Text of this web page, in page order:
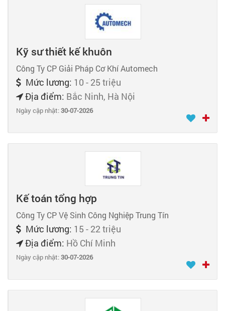
Kỹ sư thiết kế khuôn
Công Ty CP Giải Pháp Cơ Khí Automech
Mức lương: 10 - 25 triệu
Địa điểm: Bắc Ninh, Hà Nội
Ngày cập nhật:30-07-2026
Kế toán tổng hợp
Công Ty CP Vệ Sinh Công Nghiệp Trung Tín
Mức lương: 15 - 22 triệu
Địa điểm: Hồ Chí Minh
Ngày cập nhật:30-07-2026